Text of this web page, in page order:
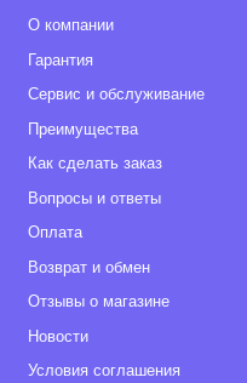
О компании
Гарантия
Сервис и обслуживание
Преимущества
Как сделать заказ
Вопросы и ответы
Оплата
Возврат и обмен
Отзывы о магазине
Новости
Условия соглашения